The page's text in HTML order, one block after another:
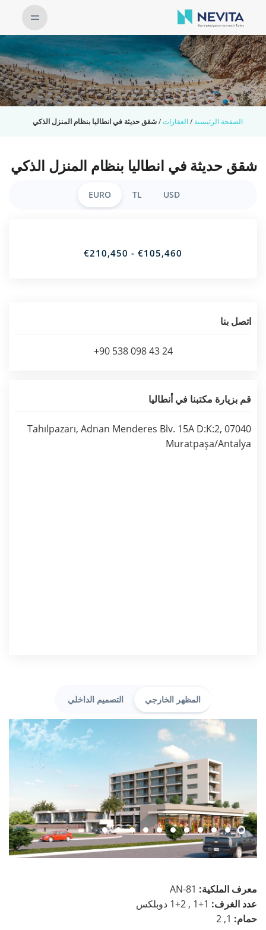
الصفحة الرئيسية /العقارات/شقق حديثة في انطاليا بنظام المنزل الذكي
شقق حديثة في انطاليا بنظام المنزل الذكي
المظهر الخارجي التصميم الداخلي
معرف الملكية: AN-81
عدد الغرف: 1+1 , 2+1 دوبلكس
حمام: 1, 2
USD
TL
EURO
€105,460 - €210,450
اتصل بنا
+90 538 098 43 24
قم بزيارة مكتبنا في أنطاليا
Tahılpazarı, Adnan Menderes Blv. 15A D:K:2, 07040
Muratpaşa/Antalya